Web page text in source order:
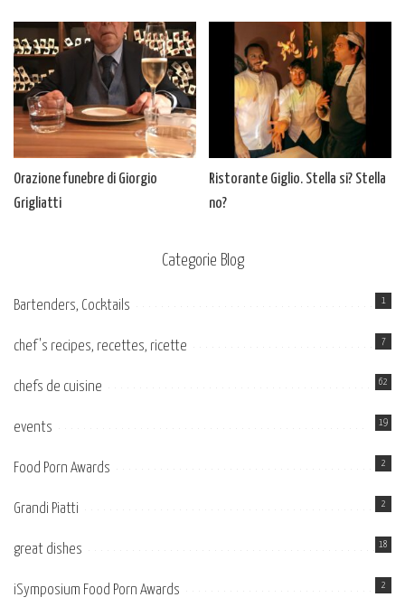
Orazione funebre di Giorgio
Grigliatti
Ristorante Giglio. Stella si? Stella
no?
Categorie Blog
Bartenders, Cocktails 1
chef's recipes, recettes, ricette 7
chefs de cuisine 62
events 19
Food Porn Awards 2
Grandi Piatti 2
great dishes 18
iSymposium Food Porn Awards 2